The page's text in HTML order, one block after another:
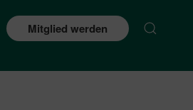
Mitglied werden